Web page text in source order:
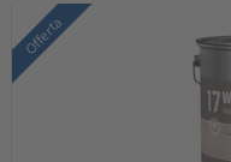
Offerta